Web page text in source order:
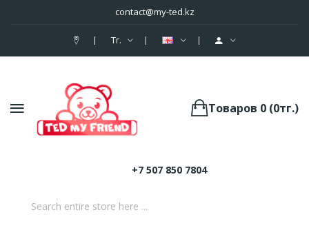
contact@my-ted.kz
Тг.
+7 507 850 7804
Товаров 0 (0тг.)